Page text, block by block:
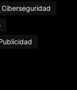
Ciberseguridad